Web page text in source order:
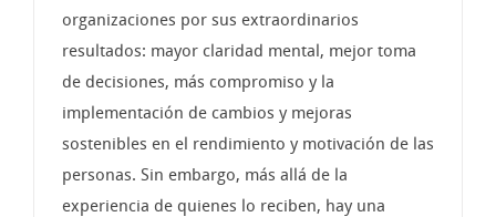
organizaciones por sus extraordinarios
resultados: mayor claridad mental, mejor toma
de decisiones, más compromiso y la
implementación de cambios y mejoras
sostenibles en el rendimiento y motivación de las
personas. Sin embargo, más allá de la
experiencia de quienes lo reciben, hay una